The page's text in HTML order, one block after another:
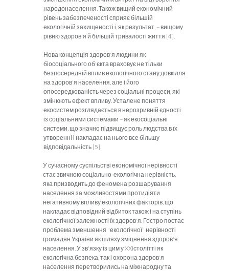
народонаселення. Також вищий економічний
рівень забез­печеності сприяє більшій
екологічній захищеності і, як результат, – вищому
рівню здоров'я й більшій тривалості життя [4].
Нова концепція здоров'я людини як
біосоціального об'єкта враховує не тільки
безпосередній вплив екологічного стану довкілля
на здоров'я населення, але і його
опосередкованість через соціальні процеси, які
змінюють ефект впли­ву. Усталене поняття
екосистем розглядається в нерозривній єдності
із соціаль­ними системами – як екосоціальні
системи, що значно підвищує роль людства в їх
утворенні і накладає на нього все більшу
відповідальність [5].
У сучасному суспільстві економічної нерівності
стає звичною соціально-екологічна нерівність,
яка призводить до феномена розшарування
населення за можливостями протидіяти
негативному впливу екологічних факторів, що
накла­дає відповідний відбиток також і на ступінь
екологічної залежності їх здоров'я. Гостро постає
проблема зменшення "екологічної" нерівності
громадян України як шляху зміцнення здоров'я
населення. У зв'язку із цим у XXIстолітті як
екологічна безпека, так і охорона здоров'я
населення перетворились на міжнародну та